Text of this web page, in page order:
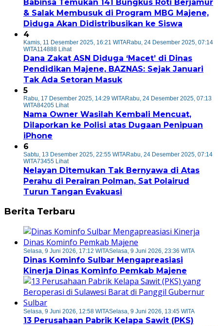
Babinsa Temukan 141 Bungkus Roti Berjamur
& Salak Membusuk di Program MBG Majene,
Diduga Akan Didistribusikan ke Siswa
4
Kamis, 11 Desember 2025, 16:21 WITARabu, 24 Desember 2025, 07:14
WITA114888 Lihat
Dana Zakat ASN Diduga ‘Macet’ di Dinas
Pendidikan Majene, BAZNAS: Sejak Januari
Tak Ada Setoran Masuk
5
Rabu, 17 Desember 2025, 14:29 WITARabu, 24 Desember 2025, 07:13
WITA84205 Lihat
Nama Owner Wasilah Kembali Mencuat,
Dilaporkan ke Polisi atas Dugaan Penipuan
iPhone
6
Sabtu, 13 Desember 2025, 22:55 WITARabu, 24 Desember 2025, 07:14
WITA73455 Lihat
Nelayan Ditemukan Tak Bernyawa di Atas
Perahu di Perairan Polman, Sat Polairud
Turun Tangan Evakuasi
Berita Terbaru
Selasa, 9 Juni 2026, 17:12 WITASelasa, 9 Juni 2026, 23:36 WITA
Dinas Kominfo Sulbar Mengapreasiasi
Kinerja Dinas Kominfo Pemkab Majene
Selasa, 9 Juni 2026, 12:58 WITASelasa, 9 Juni 2026, 13:45 WITA
13 Perusahaan Pabrik Kelapa Sawit (PKS)